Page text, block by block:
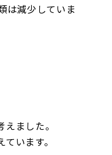
は減少していま
ました。
います。